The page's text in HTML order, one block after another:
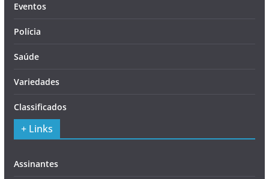
Eventos
Polícia
Saúde
Variedades
Classificados
+ Links
Assinantes